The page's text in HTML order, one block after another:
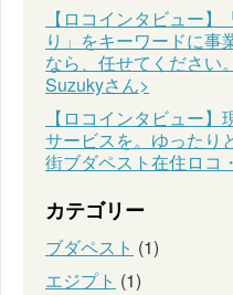
【ロコインタビュー】
り」をキーワードに事
なら、任せてください
Suzukyさん>
【ロコインタビュー
サービスを。ゆったり
街ブダペスト在住ロコ
カテゴリー
ブダペスト (1)
エジプト (1)